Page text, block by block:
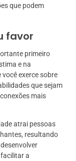
que podem
favor
primeiro
e na
exerce sobre
que sejam
mais
atrai pessoas
resultando
a